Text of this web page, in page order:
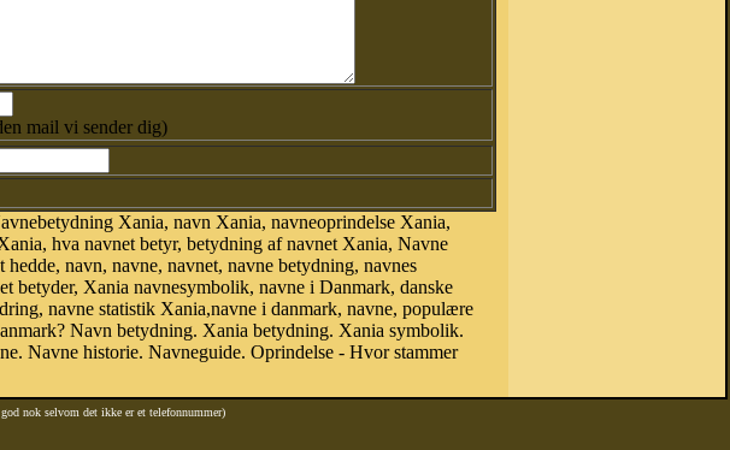
mail vi sender dig)
Xania, navn Xania, navneoprindelse Xania,
hva navnet betyr, betydning af navnet Xania, Navne
hedde, navn, navne, navnet, navne betydning, navnes
betyder, Xania navnesymbolik, navne i Danmark, danske
navne statistik Xania,navne i danmark, navne, populære
Navn betydning. Xania betydning. Xania symbolik.
Navne historie. Navneguide. Oprindelse - Hvor stammer
nok selvom det ikke er et telefonnummer)